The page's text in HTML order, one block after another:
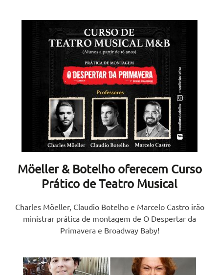
Möeller & Botelho oferecem Curso
Prático de Teatro Musical
Charles Möeller, Claudio Botelho e Marcelo Castro irão
ministrar prática de montagem de O Despertar da
Primavera e Broadway Baby!